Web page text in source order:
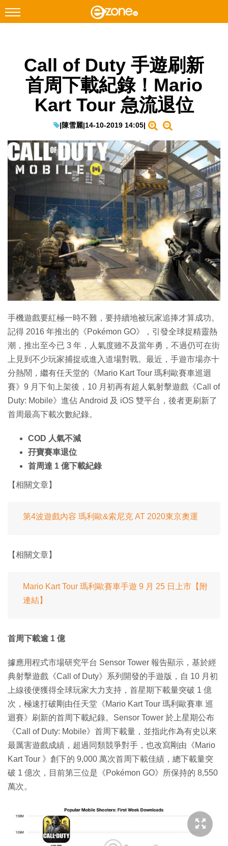
Facebook Instagram
科技焦點
教學評測
EduTech
IT Times
生成式AI與雲端應用
Enterprise Digital Transformation
特集
Call of Duty 手遊刷新
首周下載紀錄！Mario
Kart Tour 急流退位
|陳雪麗|14-10-2019 14:05|
手機遊戲要紅極一時不難，要持續地被玩家追捧才算成功。
記得 2016 年推出的《Pokémon GO》，引發全球捉精靈熱
潮，推出至今已 3 年，人氣度雖不及當年勇，不過仍可在街
上見到不少玩家捕捉或進入道場對戰。最近，手遊市場亦十
分熱鬧，繼有任天堂的《Mario Kart Tour 瑪利歐賽車巡迴
賽》9 月下旬上架後，10 月初再有超人氣射擊遊戲《Call of
Duty: Mobile》進佔 Android 及 iOS 雙平台，後者更刷新了
首周最高下載次數紀錄。
COD 人氣不減
孖寶賽車退位
首周達 1 億下載紀錄
【相關文章】
第4波遊戲內容 瑪利歐&索尼克 AT 2020東京奧運
【相關文章】
Mario Kart Tour 瑪利歐賽車手遊 9 月 25 日上市【附
連結】
首周下載逾 1 億
據應用程式市場研究平台 Sensor Tower 報告顯示，基於經
典射擊遊戲《Call of Duty》系列開發的手遊版，自 10 月初
上線後便獲得全球玩家大力支持，首星期下載量突破 1 億
次，極速打破剛由任天堂《Mario Kart Tour 瑪利歐賽車 巡
迴賽》刷新的首周下載紀錄。Sensor Tower 於上星期公布
《Call of Duty: Mobile》首周下載量，並指此作為有史以來
最厲害遊戲成績，超過同類競爭對手，也改寫剛由《Mario
Kart Tour 》創下的 9,000 萬次首周下載佳績，總下載量突
破 1 億次，目前第三位是《Pokémon GO》所保持的 8,550
萬次。